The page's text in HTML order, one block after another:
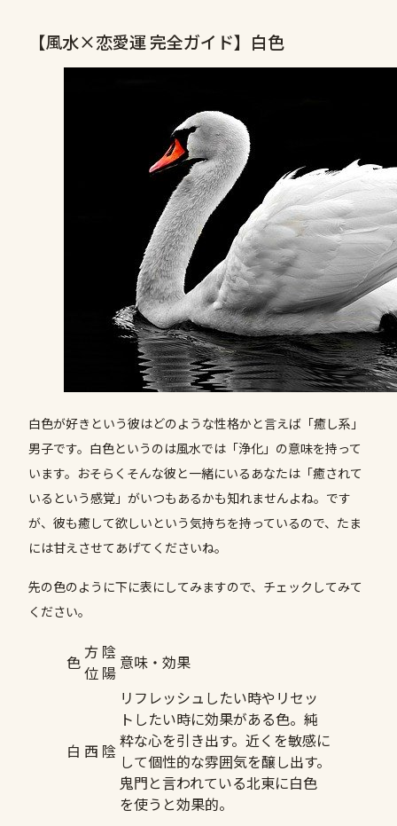
【風水×恋愛運 完全ガイド】白色
白色が好きという彼はどのような性格かと言えば「癒し系」
男子です。白色というのは風水では「浄化」の意味を持って
います。おそらくそんな彼と一緒にいるあなたは「癒されて
いるという感覚」がいつもあるかも知れませんよね。です
が、彼も癒して欲しいという気持ちを持っているので、たま
には甘えさせてあげてくださいね。
先の色のように下に表にしてみますので、チェックしてみて
ください。
色 方
位
陰
陽 意味・効果
白 西 陰
リフレッシュしたい時やリセッ
トしたい時に効果がある色。純
粋な心を引き出す。近くを敏感に
して個性的な雰囲気を醸し出す。
鬼門と言われている北東に白色
を使うと効果的。